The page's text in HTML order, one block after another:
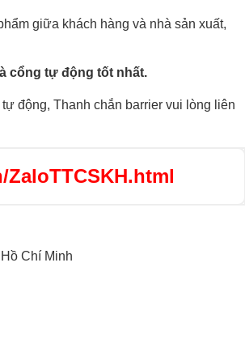
giữa khách hàng và nhà sản xuất,
cổng tự động tốt nhất.
động, Thanh chắn barrier vui lòng liên
Chí Minh